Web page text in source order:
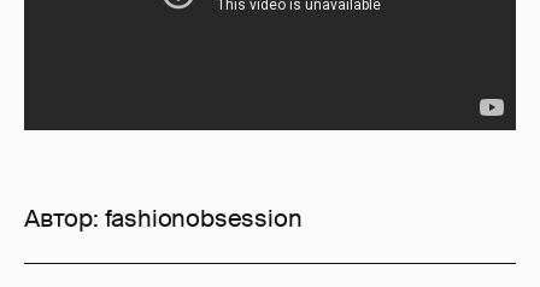
Автор: fashionobsession